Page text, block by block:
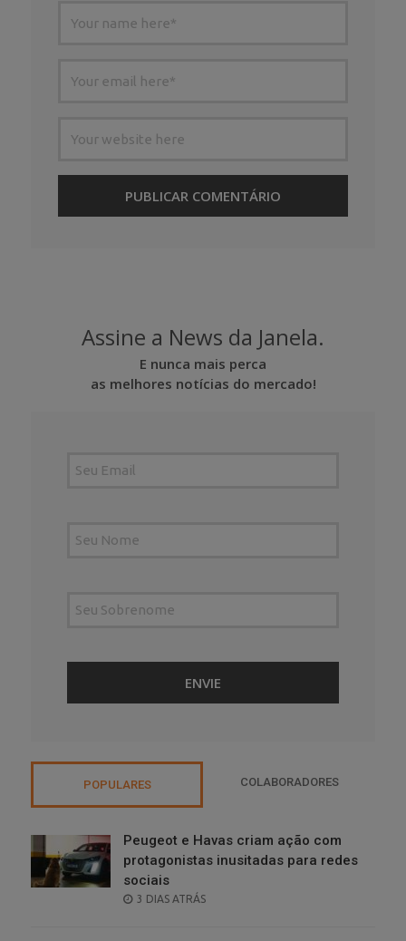
Assine a News da Janela.
E nunca mais perca
as melhores notícias do mercado!
POPULARES COLABORADORES
Peugeot e Havas criam ação com
protagonistas inusitadas para redes
sociais
POSTED
3 DIAS ATRÁS